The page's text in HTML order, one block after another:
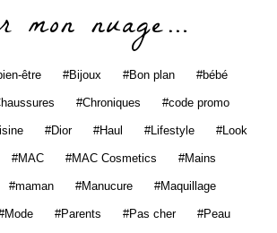
mon nuage…
être Bijoux Bon plan bébé
Chroniques code promo
Dior Haul Lifestyle Look
MAC MAC Cosmetics Mains
maman Manucure Maquillage
Mode Parents Pas cher Peau